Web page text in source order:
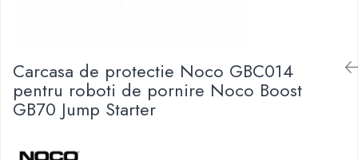
Lanterne
Lampi
Kit-uri vlogging
Convertoare tensiune
Carcasa de protectie Noco GBC014
pentru roboti de pornire Noco Boost
GB70 Jump Starter